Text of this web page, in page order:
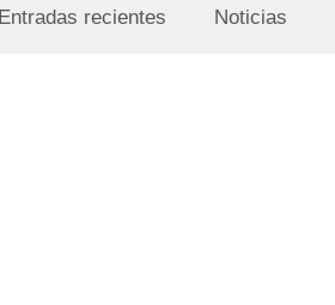
Entradas recientes Noticias